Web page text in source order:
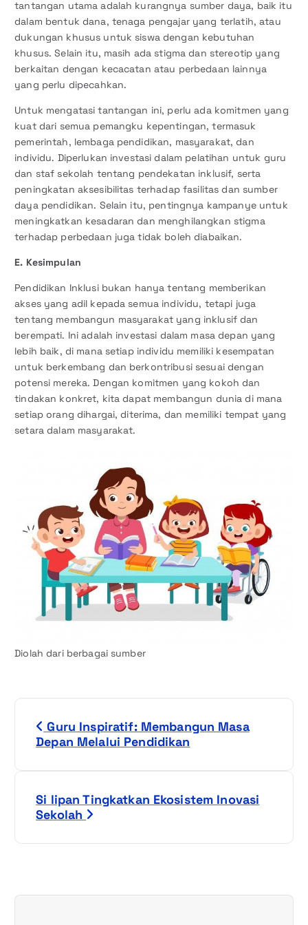
tantangan utama adalah kurangnya sumber daya, baik itu
dalam bentuk dana, tenaga pengajar yang terlatih, atau
dukungan khusus untuk siswa dengan kebutuhan
khusus. Selain itu, masih ada stigma dan stereotip yang
berkaitan dengan kecacatan atau perbedaan lainnya
yang perlu dipecahkan.
Untuk mengatasi tantangan ini, perlu ada komitmen yang
kuat dari semua pemangku kepentingan, termasuk
pemerintah, lembaga pendidikan, masyarakat, dan
individu. Diperlukan investasi dalam pelatihan untuk guru
dan staf sekolah tentang pendekatan inklusif, serta
peningkatan aksesibilitas terhadap fasilitas dan sumber
daya pendidikan. Selain itu, pentingnya kampanye untuk
meningkatkan kesadaran dan menghilangkan stigma
terhadap perbedaan juga tidak boleh diabaikan.
E. Kesimpulan
Pendidikan Inklusi bukan hanya tentang memberikan
akses yang adil kepada semua individu, tetapi juga
tentang membangun masyarakat yang inklusif dan
berempati. Ini adalah investasi dalam masa depan yang
lebih baik, di mana setiap individu memiliki kesempatan
untuk berkembang dan berkontribusi sesuai dengan
potensi mereka. Dengan komitmen yang kokoh dan
tindakan konkret, kita dapat membangun dunia di mana
setiap orang dihargai, diterima, dan memiliki tempat yang
setara dalam masyarakat.
Diolah dari berbagai sumber
s
Guru Inspiratif: Membangun Masa
Depan Melalui Pendidikan
Si lipan Tingkatkan Ekosistem Inovasi
Sekolah